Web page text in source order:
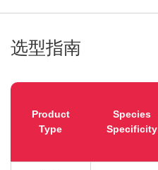
选型指南
Product
Type
Species
Specificity